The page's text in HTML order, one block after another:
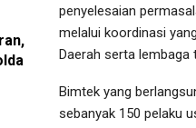
penyelesaian
melalui koordinasi
Daerah serta lembaga
Bimtek yang
sebanyak 150 pelaku